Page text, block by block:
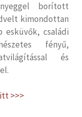
borított
kimondottan
esküvők, családi
fényű,
és
>>>